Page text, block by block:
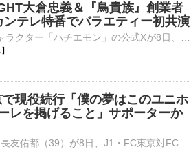
大倉忠義＆『鳥貴族』創業者
テレ特番でバラエティー初共演
現役続行「僕の夢はこのユニホ
レを掲げること」サポーターか